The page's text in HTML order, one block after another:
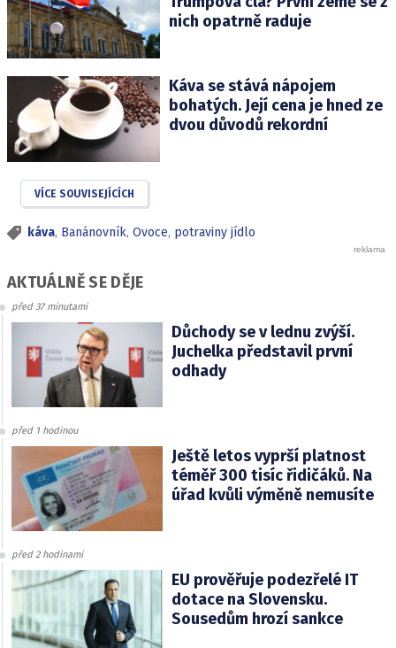
nich opatrně raduje
Káva se stává nápojem
bohatých. Její cena je hned ze
dvou důvodů rekordní
VÍCE SOUVISEJÍCÍCH
káva, Banánovník, Ovoce, potraviny jídlo
AKTUÁLNĚ SE DĚJE
před 37 minutami
Důchody se v lednu zvýší.
Juchelka představil první
odhady
před 1 hodinou
Ještě letos vyprší platnost
téměř 300 tisíc řidičáků. Na
úřad kvůli výměně nemusíte
před 2 hodinami
EU prověřuje podezřelé IT
dotace na Slovensku.
Sousedům hrozí sankce